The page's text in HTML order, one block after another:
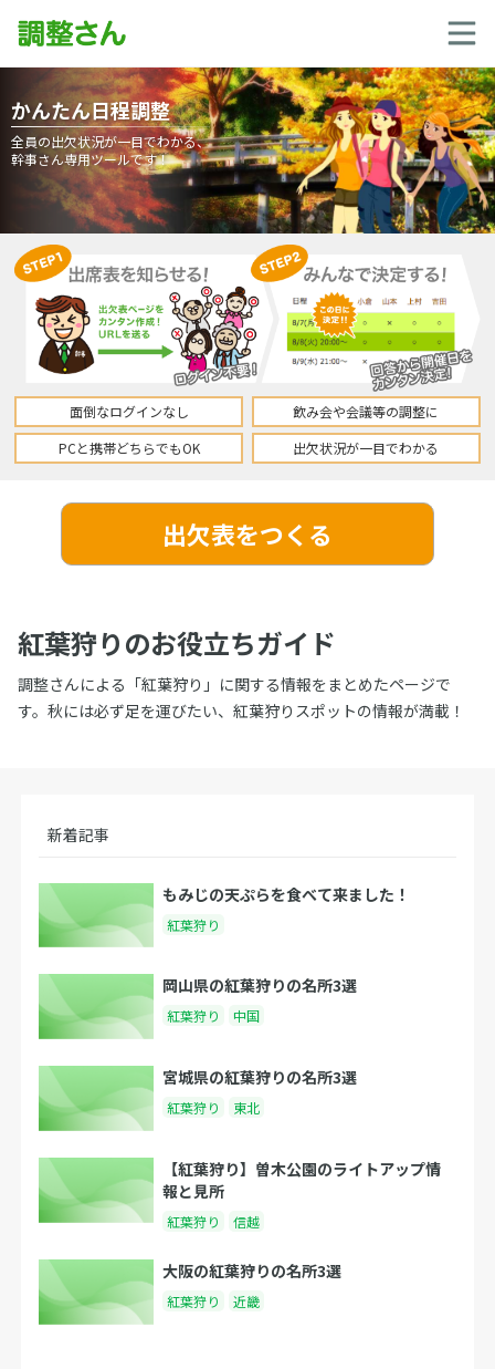
かんたん日程調整
全員の出欠状況が一目でわかる、
幹事さん専用ツールです！
面倒なログインなし
飲み会や会議等の調整に
PCと携帯どちらでもOK
出欠状況が一目でわかる
出欠表をつくる
紅葉狩りのお役立ちガイド
調整さんによる「紅葉狩り」に関する情報をまとめたページで
す。秋には必ず足を運びたい、紅葉狩りスポットの情報が満載！
新着記事
もみじの天ぷらを食べて来ました！
紅葉狩り
岡山県の紅葉狩りの名所3選
紅葉狩り 中国
宮城県の紅葉狩りの名所3選
紅葉狩り 東北
【紅葉狩り】曽木公園のライトアップ情
報と見所
紅葉狩り 信越
大阪の紅葉狩りの名所3選
紅葉狩り 近畿